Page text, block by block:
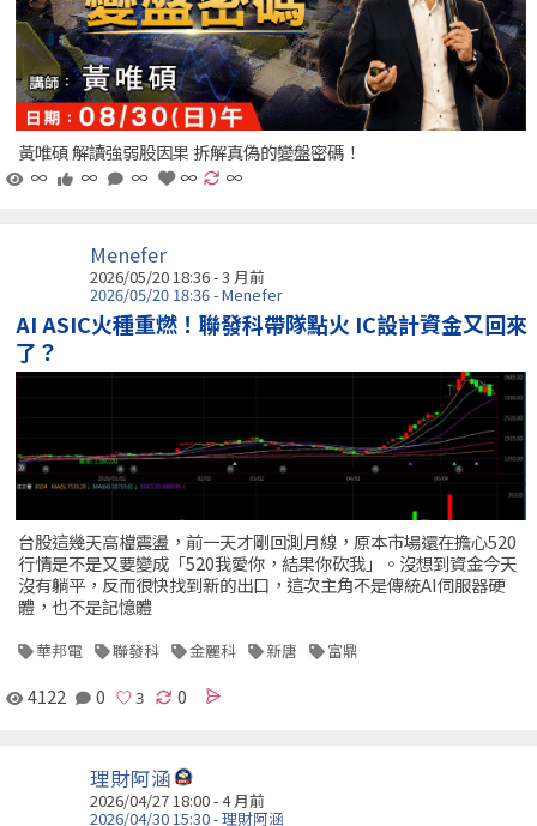
黃唯碩 解讀強弱股因果 拆解真偽的變盤密碼！
∞
∞ ∞ ∞ ∞
Menefer
2026/05/20 18:36 - 3 月前
2026/05/20 18:36 - Menefer
AI ASIC火種重燃！聯發科帶隊點火 IC設計資金又回來
了？
台股這幾天高檔震盪，前一天才剛回測月線，原本市場還在擔心520
行情是不是又要變成「520我愛你，結果你砍我」。沒想到資金今天
沒有躺平，反而很快找到新的出口，這次主角不是傳統AI伺服器硬
體，也不是記憶體
華邦電 聯發科 金麗科 新唐 富鼎
4122 0 0
理財阿涵
2026/04/27 18:00 - 4 月前
2026/04/30 15:30 - 理財阿涵